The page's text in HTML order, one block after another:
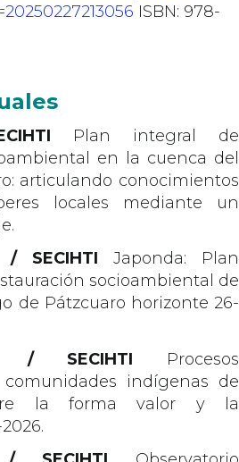
ISBN: 978-
Plan integral de
en la cuenca del
articulando conocimientos
locales mediante un
/ SECIHTI Japonda: Plan
socioambiental de
de Pátzcuaro horizonte 26-
/ SECIHTI Procesos
indígenas de
la forma valor y la